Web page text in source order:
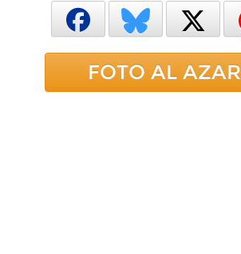
FOTO AL AZAR